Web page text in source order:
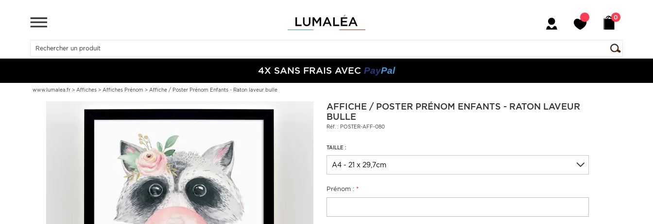
0
OMOS PROMOS PROMO
-5% + 50€ S05050
-10% + 150€ S10150
4X SANS FRAIS AVEC PayPal
www.lumalea.fr > Affiches > Affiches Prénom > Affiche / Poster Prénom Enfants - Raton laveur bulle
AFFICHE / POSTER PRÉNOM ENFANTS - RATON LAVEUR
BULLE
Réf. : POSTER-AFF-080
TAILLE :
Prénom : *